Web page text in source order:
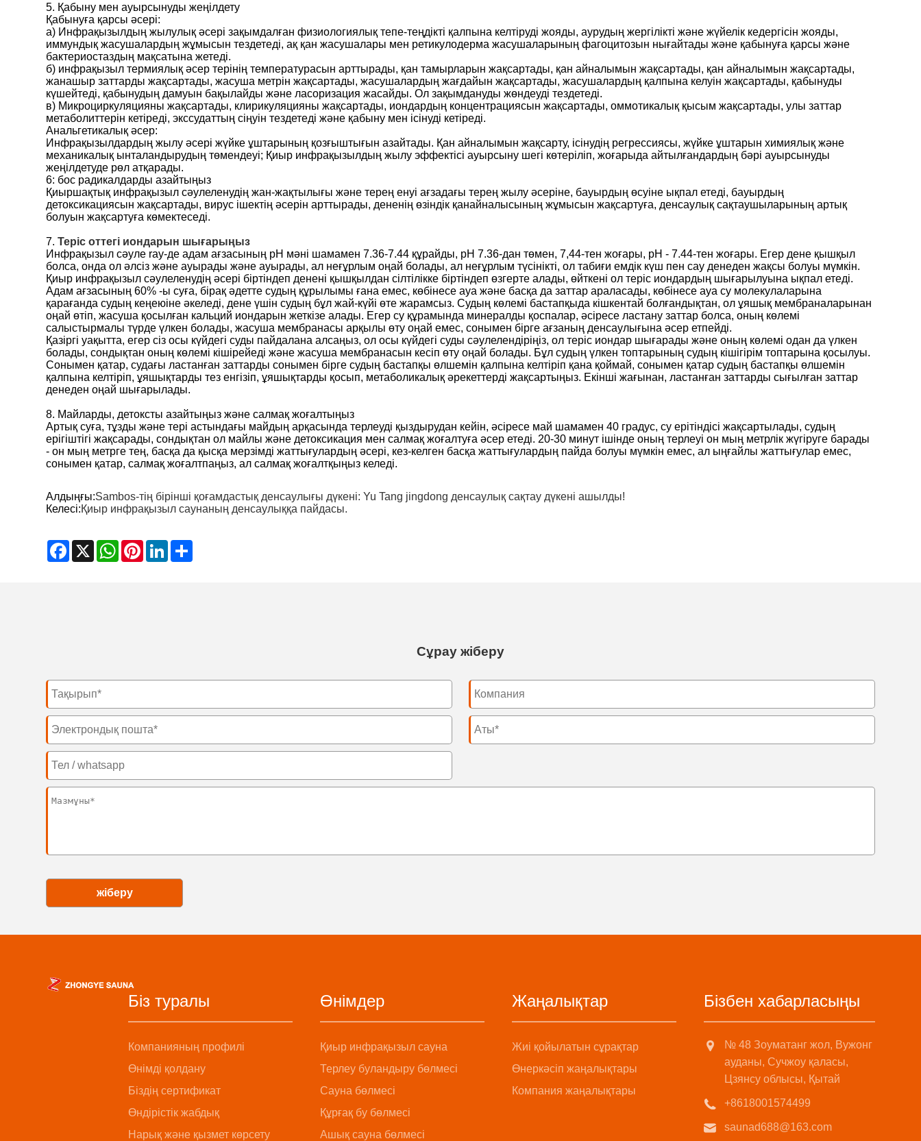
5. Қабыну мен ауырсынуды жеңілдету
Қабынуға қарсы әсері:
а) Инфрақызылдың жылулық әсері зақымдалған физиологиялық тепе-теңдікті қалпына келтіруді жояды, аурудың жергілікті және жүйелік кедергісін жояды,
иммундық жасушалардың жұмысын тездетеді, ақ қан жасушалары мен ретикулодерма жасушаларының фагоцитозын нығайтады және қабынуға қарсы және
бактериостаздың мақсатына жетеді.
б) инфрақызыл термиялық әсер терінің температурасын арттырады, қан тамырларын жақсартады, қан айналымын жақсартады, қан айналымын жақсартады,
жанашыр заттарды жақсартады, жасуша метрін жақсартады, жасушалардың жағдайын жақсартады, жасушалардың қалпына келуін жақсартады, қабынуды
күшейтеді, қабынудың дамуын бақылайды және ласоризация жасайды. Ол зақымдануды жөндеуді тездетеді.
в) Микроциркуляцияны жақсартады, клирикуляцияны жақсартады, иондардың концентрациясын жақсартады, оммотикалық қысым жақсартады, улы заттар
метаболиттерін кетіреді, экссудаттың сіңуін тездетеді және қабыну мен ісінуді кетіреді.
Анальгетикалық әсер:
Инфрақызылдардың жылу әсері жүйке ұштарының қозғыштығын азайтады. Қан айналымын жақсарту, ісінудің регрессиясы, жүйке ұштарын химиялық және
механикалық ынталандырудың төмендеуі; Қиыр инфрақызылдың жылу эффектісі ауырсыну шегі көтеріліп, жоғарыда айтылғандардың бәрі ауырсынуды
жеңілдетуде рөл атқарады.
6: бос радикалдарды азайтыңыз
Қиыршақтық инфрақызыл сәулеленудің жан-жақтылығы және терең енуі ағзадағы терең жылу әсеріне, бауырдың өсуіне ықпал етеді, бауырдың
детоксикациясын жақсартады, вирус ішектің әсерін арттырады, дененің өзіндік қанайналысының жұмысын жақсартуға, денсаулық сақтаушыларының артық
болуын жақсартуға көмектеседі.
7.Теріс оттегі иондарын шығарыңыз
Инфрақызыл сәуле ray-де адам ағзасының рН мәні шамамен 7.36-7.44 құрайды, рН 7.36-дан төмен, 7,44-тен жоғары, рН - 7.44-тен жоғары. Егер дене қышқыл
болса, онда ол әлсіз және ауырады және ауырады, ал неғұрлым оңай болады, ал неғұрлым түсінікті, ол табиғи емдік күш пен сау денеден жақсы болуы мүмкін.
Қиыр инфрақызыл сәулеленудің әсері біртіндеп денені қышқылдан сілтілікке біртіндеп өзгерте алады, өйткені ол теріс иондардың шығарылуына ықпал етеді.
Адам ағзасының 60% -ы суға, бірақ әдетте судың құрылымы ғана емес, көбінесе ауа және басқа да заттар араласады, көбінесе ауа су молекулаларына
қарағанда судың кеңеюіне әкеледі, дене үшін судың бұл жай-күйі өте жарамсыз. Судың көлемі бастапқыда кішкентай болғандықтан, ол ұяшық мембраналарынан
оңай өтіп, жасуша қосылған кальций иондарын жеткізе алады. Егер су құрамында минералды қоспалар, әсіресе ластану заттар болса, оның көлемі
салыстырмалы түрде үлкен болады, жасуша мембранасы арқылы өту оңай емес, сонымен бірге ағзаның денсаулығына әсер етпейді.
Қазіргі уақытта, егер сіз осы күйдегі суды пайдалана алсаңыз, ол осы күйдегі суды сәулелендіріңіз, ол теріс иондар шығарады және оның көлемі одан да үлкен
болады, сондықтан оның көлемі кішірейеді және жасуша мембранасын кесіп өту оңай болады. Бұл судың үлкен топтарының судың кішігірім топтарына қосылуы.
Сонымен қатар, судағы ластанған заттарды сонымен бірге судың бастапқы өлшемін қалпына келтіріп қана қоймай, сонымен қатар судың бастапқы өлшемін
қалпына келтіріп, ұяшықтарды тез енгізіп, ұяшықтарды қосып, метаболикалық әрекеттерді жақсартыңыз. Екінші жағынан, ластанған заттарды сығылған заттар
денеден оңай шығарылады.
8. Майларды, детоксты азайтыңыз және салмақ жоғалтыңыз
Артық суға, тұзды және тері астындағы майдың арқасында терлеуді қыздырудан кейін, әсіресе май шамамен 40 градус, су ерітіндісі жақсартылады, судың
ерігіштігі жақсарады, сондықтан ол майлы және детоксикация мен салмақ жоғалтуға әсер етеді. 20-30 минут ішінде оның терлеуі он мың метрлік жүгіруге барады
- он мың метрге тең, басқа да қысқа мерзімді жаттығулардың әсері, кез-келген басқа жаттығулардың пайда болуы мүмкін емес, ал ыңғайлы жаттығулар емес,
сонымен қатар, салмақ жоғалтпаңыз, ал салмақ жоғалтқыңыз келеді.
Алдыңғы:Sambos-тің бірінші қоғамдастық денсаулығы дүкені: Yu Tang jingdong денсаулық сақтау дүкені ашылды!
Келесі:Қиыр инфрақызыл саунаның денсаулыққа пайдасы.
Facebook
X WhatsApp
PinterestLinkedIn
Сұрау жіберу
жіберу
Біз туралы
Компанияның профилі
Өнімді қолдану
Біздің сертификат
Өндірістік жабдық
Нарық және қызмет көрсету
Өнімдер
Қиыр инфрақызыл сауна
Терлеу буландыру бөлмесі
Сауна бөлмесі
Құрғақ бу бөлмесі
Ашық сауна бөлмесі
Жаңалықтар
Жиі қойылатын сұрақтар
Өнеркәсіп жаңалықтары
Компания жаңалықтары
Бізбен хабарласыңы
№ 48 Зоуматанг жол, Вужонг
ауданы, Сучжоу қаласы,
Цзянсу облысы, Қытай
+8618001574499
saunad688@163.com